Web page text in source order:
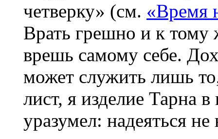
четверку» (см. «Время
Врать грешно и к тому
врешь самому себе.
может служить лишь
лист, я изделие Тарна
уразумел: надеяться не